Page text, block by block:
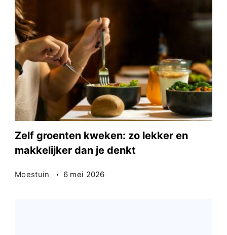
Zelf groenten kweken: zo lekker en
makkelijker dan je denkt
Moestuin 6 mei 2026